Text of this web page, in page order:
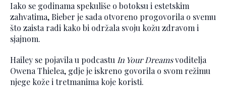
Iako se godinama spekuliše o botoksu i estetskim
zahvatima, Bieber je sada otvoreno progovorila o svemu
što zaista radi kako bi održala svoju kožu zdravom i
sjajnom.
Hailey se pojavila u podcastu In Your Dreamsvoditelja
Owena Thielea, gdje je iskreno govorila o svom režimu
njege kože i tretmanima koje koristi.